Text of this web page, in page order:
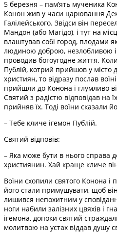
5 березня – пам’ять мученика
Конон жив у часи царювання
Галілейського. Звідси він
Мандон (або Магідо), і тут на
влаштував собі город, плодами
людиною доброю, незлобливою
проводив богоугодне життя.
Публій, котрий прийшов у місто
християн, то відразу послав
прийшли до Конона і глумливо
Святий з радістю відповідав на
прийняв їх. Тоді воїни сказали
– Тебе кличе ігемон Публій.
Святий відповів:
– Яка може бути в нього справа
християнин. Хай краще кличе
Воїни схопили святого Конона і
його стали примушувати, щоб
лишився непохитним у
ноги набили залізних цвяхів і
ігемона, допоки святий
молитвою на устах віддав душу